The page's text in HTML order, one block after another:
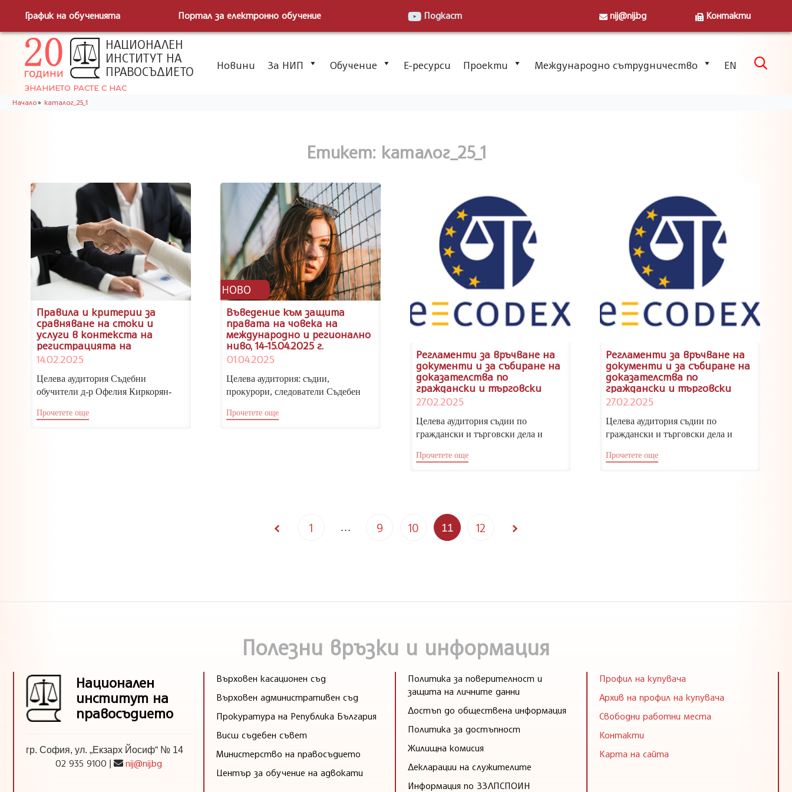
График на обученията Портал за електронно обучение Подкаст nij@nij.bg Контакти
НАЦИОНАЛЕН
ИНСТИТУТ НА
ПРАВОСЪДИЕТО
ЗНАНИЕТО РАСТЕ С НАС
Skip
Новини За НИП Обучение Е-ресурси Проекти Международно сътрудничество EN 
Начало» каталог_25_1
Етикет: каталог_25_1
Правила и критерии за
сравняване на стоки и
услуги в контекста на
регистрацията на
търговски марки, 21.02.2025
г.
14.02.2025
Целева аудитория Съдебни
обучители д-р Офелия Киркорян-
Патентното ведомство в Службата...
Прочетете още
Въведение към защита
правата на човека на
международно и регионално
ниво, 14-15.04.2025 г.
01.04.2025
Целева аудитория: съдии,
прокурори, следователи Съдебен
международно признат експерт в
Прочетете още
Регламенти за връчване на
документи и за събиране на
доказателства по
граждански и търговски
дела. Използване на
децентрализираната
информационна система e-
CODEX, 10 – 11.04.2025 г.
27.02.2025
Целева аудитория съдии по
граждански и търговски дела и
обучители Весела Гълъбова...
Прочетете още
Регламенти за връчване на
документи и за събиране на
доказателства по
граждански и търговски
дела. Използване на
децентрализираната
информационна система e-
CODEX, 24 – 25.04.2025 г.
27.02.2025
Целева аудитория съдии по
граждански и търговски дела и
обучители Весела Гълъбова...
Прочетете още
Page
1 … 9 10 11 12
Полезни връзки и информация
Национален
институт на
правосъдието
гр. София, ул. „Екзарх Йосиф“ № 14
02 935 9100 nij@nij.bg
Върховен касационен съд
Върховен административен съд
Прокуратура на Република България
Висш съдебен съвет
Министерство на правосъдието
Център за обучение на адвокати
Политика за поверителност и
защита на личните данни
Достъп до обществена информация
Политика за достъпност
Жилищна комисия
Декларации на служителите
Информация по ЗЗЛПСПОИН
Профил на купувача
Архив на профил на купувача
Свободни работни места
Контакти
Карта на сайта